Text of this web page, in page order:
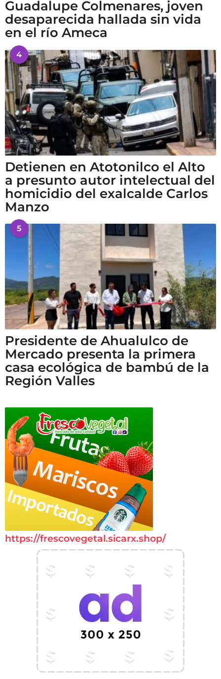
Guadalupe Colmenares, joven
desaparecida hallada sin vida
en el río Ameca
4
Detienen en Atotonilco el Alto
a presunto autor intelectual del
homicidio del exalcalde Carlos
Manzo
5
Presidente de Ahualulco de
Mercado presenta la primera
casa ecológica de bambú de la
Región Valles
https://frescovegetal.sicarx.shop/